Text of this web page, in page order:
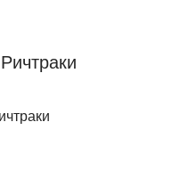
Ричтраки